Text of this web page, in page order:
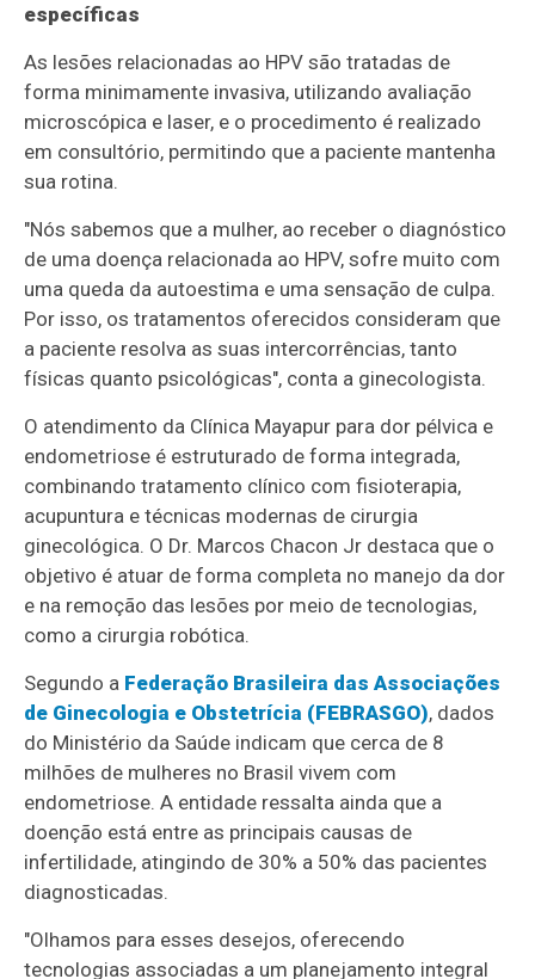
específicas
As lesões relacionadas ao HPV são tratadas de
forma minimamente invasiva, utilizando avaliação
microscópica e laser, e o procedimento é realizado
em consultório, permitindo que a paciente mantenha
sua rotina.
"Nós sabemos que a mulher, ao receber o diagnóstico
de uma doença relacionada ao HPV, sofre muito com
uma queda da autoestima e uma sensação de culpa.
Por isso, os tratamentos oferecidos consideram que
a paciente resolva as suas intercorrências, tanto
físicas quanto psicológicas", conta a ginecologista.
O atendimento da Clínica Mayapur para dor pélvica e
endometriose é estruturado de forma integrada,
combinando tratamento clínico com fisioterapia,
acupuntura e técnicas modernas de cirurgia
ginecológica. O Dr. Marcos Chacon Jr destaca que o
objetivo é atuar de forma completa no manejo da dor
e na remoção das lesões por meio de tecnologias,
como a cirurgia robótica.
Segundo a Federação Brasileira das Associações
de Ginecologia e Obstetrícia (FEBRASGO), dados
do Ministério da Saúde indicam que cerca de 8
milhões de mulheres no Brasil vivem com
endometriose. A entidade ressalta ainda que a
doenção está entre as principais causas de
infertilidade, atingindo de 30% a 50% das pacientes
diagnosticadas.
"Olhamos para esses desejos, oferecendo
tecnologias associadas a um planejamento integral